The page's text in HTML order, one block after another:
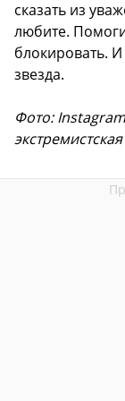
сказать из
любите.
блокировать.
звезда.
Фото: